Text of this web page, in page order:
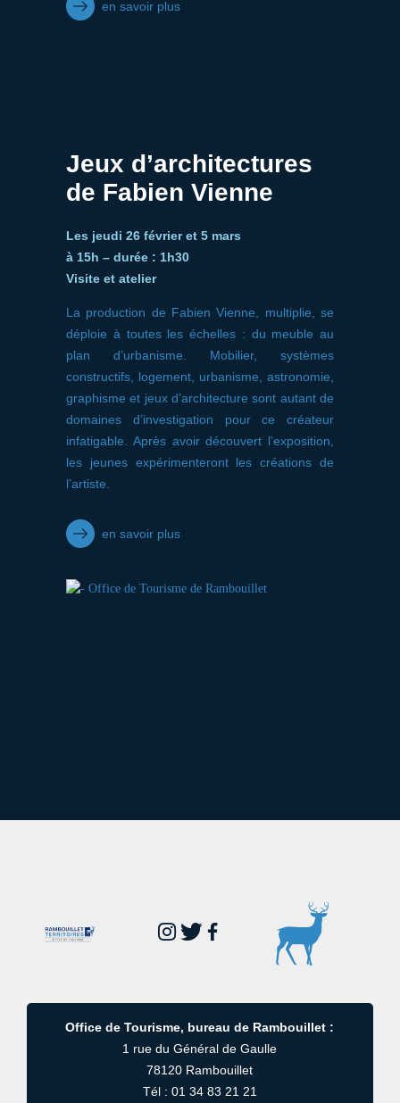
en savoir plus
Jeux d’architectures
de Fabien Vienne
Les jeudi 26 février et 5 mars
à 15h – durée : 1h30
Visite et atelier
La production de Fabien Vienne, multiplie, se
déploie à toutes les échelles : du meuble au
plan d’urbanisme. Mobilier, systèmes
constructifs, logement, urbanisme, astronomie,
graphisme et jeux d’architecture sont autant de
domaines d’investigation pour ce créateur
infatigable. Après avoir découvert l’exposition,
les jeunes expérimenteront les créations de
l’artiste.
en savoir plus
Office de Tourisme, bureau de Rambouillet :
1 rue du Général de Gaulle
78120 Rambouillet
Tél : 01 34 83 21 21